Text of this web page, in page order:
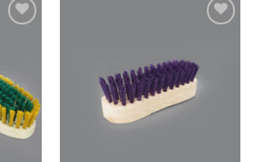
a la
lista
de
deseos